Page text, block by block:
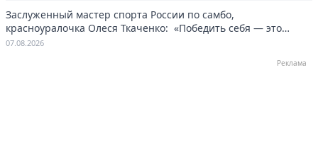
Заслуженный мастер спорта России по самбо,
красноуралочка Олеся Ткаченко: «Победить себя — это
навсегда»
07.08.2026
Реклама